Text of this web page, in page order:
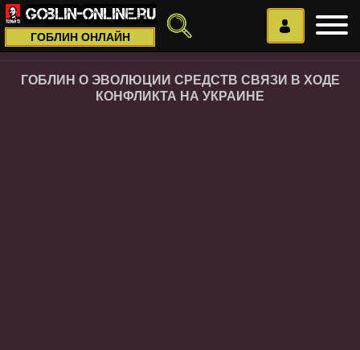
ГОБЛИН ОНЛАЙН
ГОБЛИН О ЭВОЛЮЦИИ СРЕДСТВ СВЯЗИ В ХОДЕ
КОНФЛИКТА НА УКРАИНЕ